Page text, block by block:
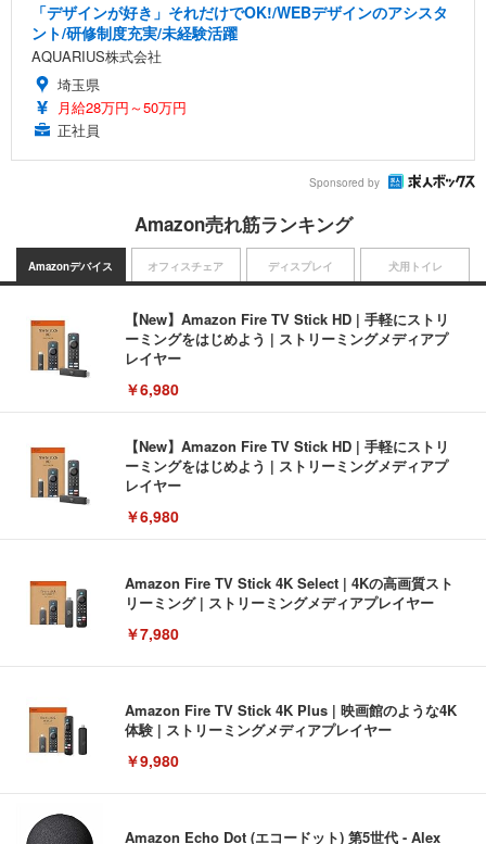
「デザインが好き」それだけでOK!/WEBデザインのアシスタ
ント/研修制度充実/未経験活躍
AQUARIUS株式会社
埼玉県
月給28万円～50万円
正社員
Sponsored by
Amazon売れ筋ランキング
Amazonデバイス
【New】Amazon Fire TV Stick HD | 手軽にストリ
ーミングをはじめよう | ストリーミングメディアプ
レイヤー
￥6,980
【New】Amazon Fire TV Stick HD | 手軽にストリ
ーミングをはじめよう | ストリーミングメディアプ
レイヤー
￥6,980
Amazon Fire TV Stick 4K Select | 4Kの高画質スト
リーミング | ストリーミングメディアプレイヤー
￥7,980
Amazon Fire TV Stick 4K Plus | 映画館のような4K
体験 | ストリーミングメディアプレイヤー
￥9,980
Amazon Echo Dot (エコードット) 第5世代 - Alex
オフィスチェア ディスプレイ 犬用トイレ